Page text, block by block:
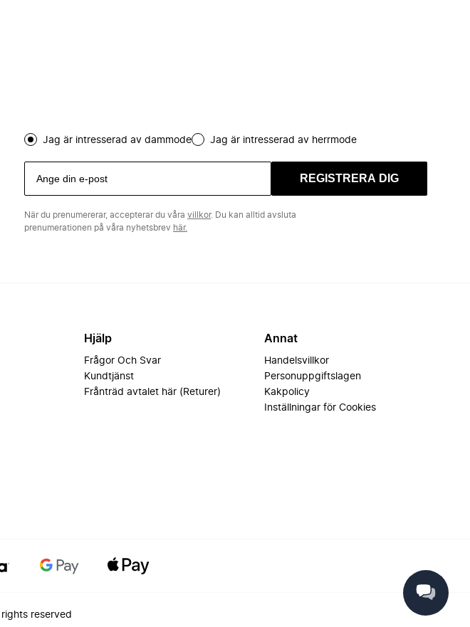
Jag är intresserad av dammode Jag är intresserad av herrmode
REGISTRERA DIG
När du prenumererar, accepterar du våra villkor. Du kan alltid avsluta
prenumerationen på våra nyhetsbrev här.
Hjälp
Frågor Och Svar
Kundtjänst
Frånträd avtalet här (Returer)
Annat
Handelsvillkor
Personuppgiftslagen
Kakpolicy
Inställningar för Cookies
reserved